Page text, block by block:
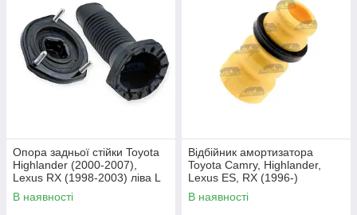
Опора задньої стійки Toyota
Highlander (2000-2007),
Lexus RX (1998-2003) ліва L
NTY
В наявності
Відбійник амортизатора
Toyota Camry, Highlander,
Lexus ES, RX (1996-)
передній NTY
В наявності